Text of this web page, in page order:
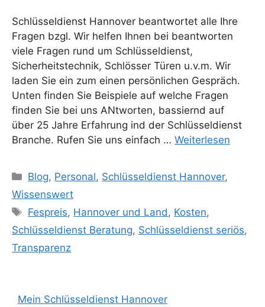
Schlüsseldienst Hannover beantwortet alle Ihre
Fragen bzgl. Wir helfen Ihnen bei beantworten
viele Fragen rund um Schlüsseldienst,
Sicherheitstechnik, Schlösser Türen u.v.m. Wir
laden Sie ein zum einen persönlichen Gespräch.
Unten finden Sie Beispiele auf welche Fragen
finden Sie bei uns ANtworten, bassiernd auf
über 25 Jahre Erfahrung ind der Schlüsseldienst
Branche. Rufen Sie uns einfach … Weiterlesen
Kategorien
Blog, Personal, Schlüsseldienst Hannover,
Wissenswert
Schlagwörter
Fespreis, Hannover und Land, Kosten,
Schlüsseldienst Beratung, Schlüsseldienst seriös,
Transparenz
Mein Schlüsseldienst Hannover